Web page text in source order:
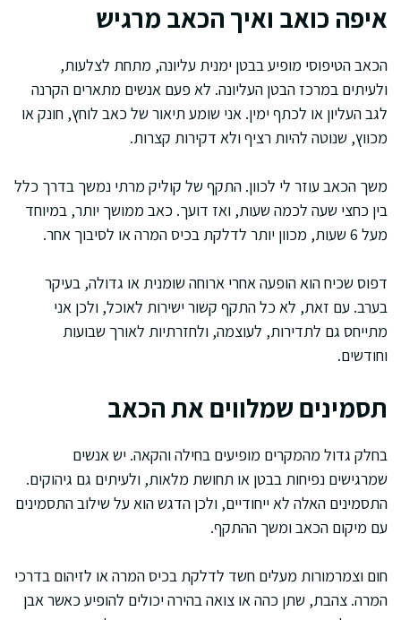
איפה כואב ואיך הכאב מרגיש
הכאב הטיפוסי מופיע בבטן ימנית עליונה, מתחת לצלעות,
ולעיתים במרכז הבטן העליונה. לא פעם אנשים מתארים הקרנה
לגב העליון או לכתף ימין. אני שומע תיאור של כאב לוחץ, חונק או
מכווץ, שנוטה להיות רציף ולא דקירות קצרות.
משך הכאב עוזר לי לכוון. התקף של קוליק מרתי נמשך בדרך כלל
בין כחצי שעה לכמה שעות, ואז דועך. כאב ממושך יותר, במיוחד
מעל 6 שעות, מכוון יותר לדלקת בכיס המרה או לסיבוך אחר.
דפוס שכיח הוא הופעה אחרי ארוחה שומנית או גדולה, בעיקר
בערב. עם זאת, לא כל התקף קשור ישירות לאוכל, ולכן אני
מתייחס גם לתדירות, לעוצמה, ולחזרתיות לאורך שבועות
וחודשים.
תסמינים שמלווים את הכאב
בחלק גדול מהמקרים מופיעים בחילה והקאה. יש אנשים
שמרגישים נפיחות בבטן או תחושת מלאות, ולעיתים גם גיהוקים.
התסמינים האלה לא ייחודיים, ולכן הדגש הוא על שילוב התסמינים
עם מיקום הכאב ומשך ההתקף.
חום וצמרמורות מעלים חשד לדלקת בכיס המרה או לזיהום בדרכי
המרה. צהבת, שתן כהה או צואה בהירה יכולים להופיע כאשר אבן